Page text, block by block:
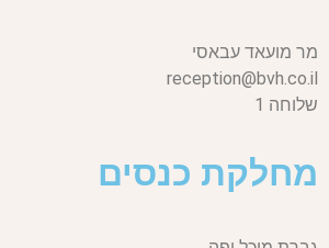
מר מועאד עבאסי
reception@bvh.co.il
שלוחה 1
מחלקת כנסים